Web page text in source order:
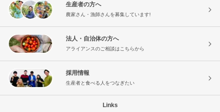
生産者の方へ
農家さん・漁師さんを募集しています!
法人・自治体の方へ
アライアンスのご相談はこちらから
採用情報
生産者と食べる人をつなぎたい
Links